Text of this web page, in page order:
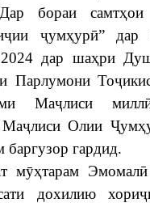
бораи самтҳои
ҷумҳурӣ” дар
2024 дар шаҳри
Парлумони
Маҷлиси
Маҷлиси Олии
гардид.
мӯҳтарам
дохилию